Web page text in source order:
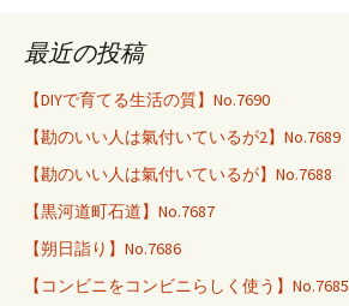
最近の投稿
【DIYで育てる生活の質】No.7690
【勘のいい人は氣付いているが2】No.7689
【勘のいい人は氣付いているが】No.7688
【黒河道町石道】No.7687
【朔日詣り】No.7686
【コンビニをコンビニらしく使う】No.7685